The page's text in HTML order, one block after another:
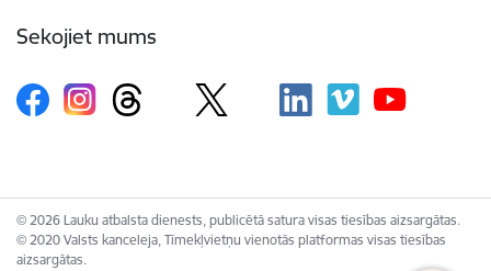
Sekojiet mums
© 2026 Lauku atbalsta dienests, publicētā satura visas tiesības aizsargātas.
© 2020 Valsts kanceleja, Tīmekļvietņu vienotās platformas visas tiesības
aizsargātas.